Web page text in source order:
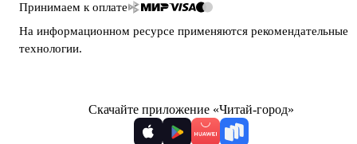
Принимаем к оплате
На информационном ресурсе применяются рекомендательные
технологии.
Скачайте приложение «Читай-город»